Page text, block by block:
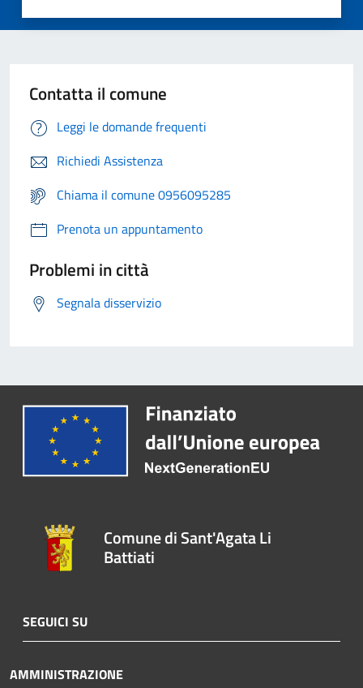
Contatta il comune
Leggi le domande frequenti
Richiedi Assistenza
Chiama il comune 0956095285
Prenota un appuntamento
Problemi in città
Segnala disservizio
Comune di Sant'Agata Li
Battiati
SEGUICI SU
AMMINISTRAZIONE